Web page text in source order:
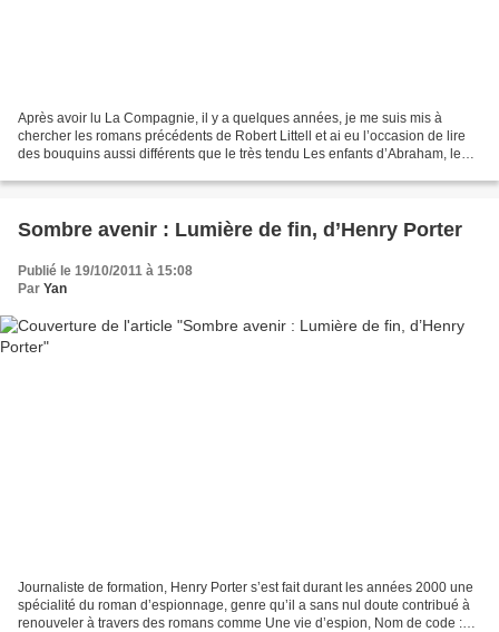
Après avoir lu La Compagnie, il y a quelques années, je me suis mis à
chercher les romans précédents de Robert Littell et ai eu l’occasion de lire
des bouquins aussi différents que le très tendu Les enfants d’Abraham, le
Sombre avenir : Lumière de fin, d’Henry Porter
Publié le 19/10/2011 à 15:08
Par Yan
Journaliste de formation, Henry Porter s’est fait durant les années 2000 une
spécialité du roman d’espionnage, genre qu’il a sans nul doute contribué à
renouveler à travers des romans comme Une vie d’espion, Nom de code :